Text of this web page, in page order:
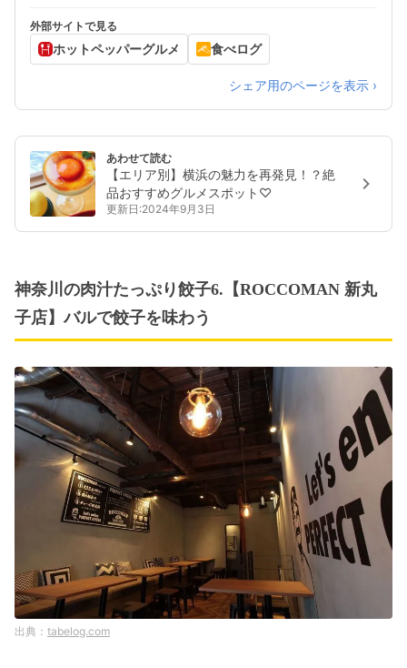
外部サイトで見る
ホットペッパーグルメ 食べログ
シェア用のページを表示 ›
あわせて読む
【エリア別】横浜の魅力を再発見！？絶
品おすすめグルメスポット♡
更新日:2024年9月3日
神奈川の肉汁たっぷり餃子6.【ROCCOMAN 新丸
子店】バルで餃子を味わう
tabelog.com